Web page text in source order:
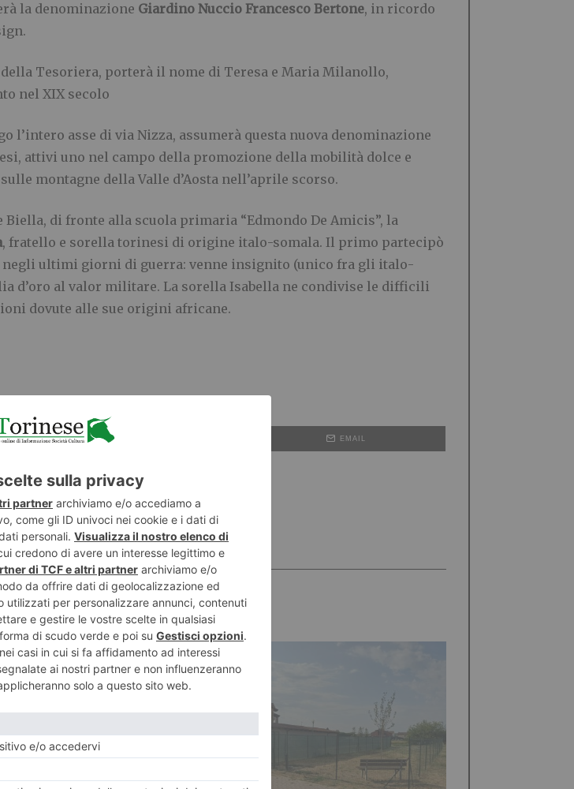
la denominazione Giardino Nuccio Francesco Bertone, in ricordo
Tesoriera, porterà il nome di Teresa e Maria Milanollo,
nel XIX secolo
l’intero asse di via Nizza, assumerà questa nuova denominazione
attivi uno nel campo della promozione della mobilità dolce e
montagne della Valle d’Aosta nell’aprile scorso.
di fronte alla scuola primaria “Edmondo De Amicis”, la
, fratello e sorella torinesi di origine italo-somala. Il primo partecipò
negli ultimi giorni di guerra: venne insignito (unico fra gli italo-
d’oro al valor militare. La sorella Isabella ne condivise le difficili
dovute alle sue origini africane.
EMAIL
CRONACA
INTERESSARTI...